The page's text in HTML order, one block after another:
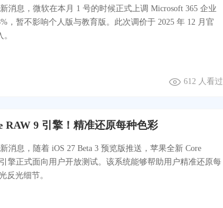
消息，微软在本月 1 号的时候正式上调 Microsoft 365 企业
，暂不影响个人版与教育版。此次调价于 2025 年 12 月官
612 人看过
RAW 9 引擎！精准还原每种色彩
消息，随着 iOS 27 Beta 3 预览版推送，苹果全新 Core
擎正式面向用户开放测试。该系统能够帮助用户精准还原每
反光细节。